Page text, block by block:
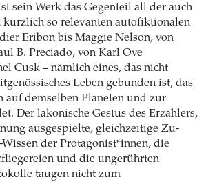
sein Werk das Gegenteil all der auch
so relevanten autofiktionalen
Eribon bis Maggie Nelson, von
B. Preciado, von Karl Ove
Cusk – nämlich eines, das nicht
Leben gebunden ist, das
auf demselben Planeten und zur
Der lakonische Gestus des Erzählers,
ausgespielte, gleichzeitige Zu-
der Protagonist*innen, die
und die ungerührten
taugen nicht zum